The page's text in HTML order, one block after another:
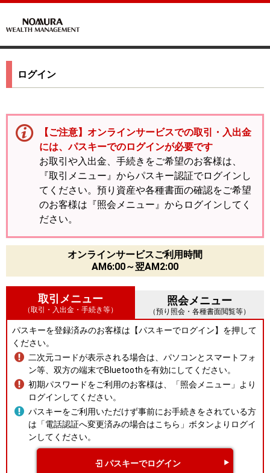
ログイン
【ご注意】オンラインサービスでの取引・入出金
には、パスキーでのログインが必要です
お取引や入出金、手続きをご希望のお客様は、
『取引メニュー』からパスキー認証でログインし
てください。預り資産や各種書面の確認をご希望
のお客様は『照会メニュー』からログインしてく
ださい。
オンラインサービスご利用時間
AM6:00～翌AM2:00
取引メニュー
（取引・入出金・手続き等）
照会メニュー
（預り照会・各種書面閲覧等）
パスキーを登録済みのお客様は【パスキーでログイン】を押して
ください。
二次元コードが表示される場合は、パソコンとスマートフォ
ン等、双方の端末でBluetoothを有効にしてください。
初期パスワードをご利用のお客様は、「照会メニュー」より
ログインしてください。
パスキーをご利用いただけず事前にお手続きをされている方
は「電話認証へ変更済みの場合はこちら」ボタンよりログイ
ンしてください。
パスキーでログイン